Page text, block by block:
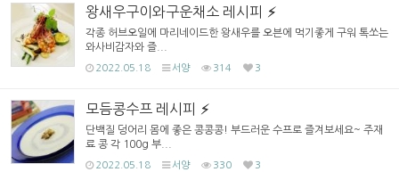
왕새우구이와구운채소 레시피
각종 허브오일에 마리네이드한 왕새우를 오븐에 먹기좋게 구워 톡쏘는
와사비감자와 즐...
2022.05.18 서양 314 3
모듬콩수프 레시피
단백질 덩어리 몸에 좋은 콩콩콩! 부드러운 수프로 즐겨보세요~ 주재
료 콩 각 100g 부...
2022.05.18 서양 330 3